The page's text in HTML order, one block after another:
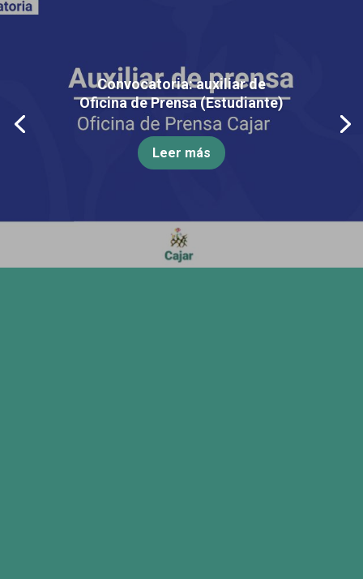
Convocatoria: auxiliar de
Oficina de Prensa (Estudiante)
Leer más